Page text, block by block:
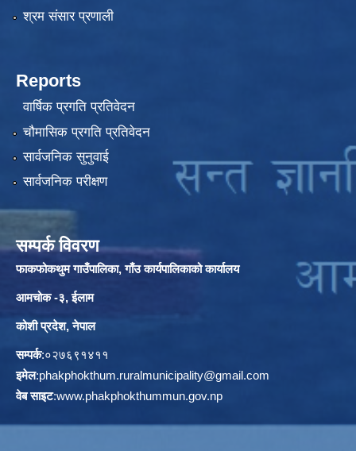
श्रम संसार प्रणाली
Reports
वार्षिक प्रगति प्रतिवेदन
चौमासिक प्रगति प्रतिवेदन
सार्वजनिक सुनुवाई
सार्वजनिक परीक्षण
सम्पर्क विवरण
फाकफोकथुम गाउँपालिका, गाँउ कार्यपालिकाको कार्यालय
आमचोक -३, ईलाम
कोशी प्रदेश, नेपाल
सम्पर्क:०२७६९१४११
इमेल:phakphokthum.ruralmunicipality@gmail.com
वेब साइट:www.phakphokthummun.gov.np